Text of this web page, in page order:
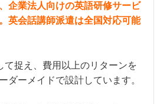
企業法人向けの英語研修サービ
英会話講師派遣は全国対応可能
て捉え、費用以上のリターンを
ダーメイドで設計しています。